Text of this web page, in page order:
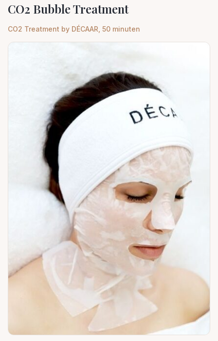
CO2 Bubble Treatment
CO2 Treatment by DÉCAAR, 50 minuten